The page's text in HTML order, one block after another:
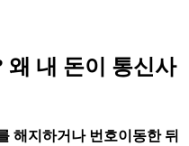
왜 내 돈이 통신사
해지하거나 번호이동한 뒤